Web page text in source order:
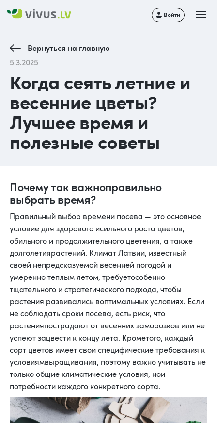
Войти
Вернуться на главную
5.3.2025
Когда сеять летние и
весенние цветы?
Лучшее время и
полезные советы
Почему так важноправильно
выбрать время?
Правильный выбор времени посева — это основное
условие для здорового исильного роста цветов,
обильного и продолжительного цветения, а также
долголетиярастений. Климат Латвии, известный
своей непредсказуемой весенней погодой и
умеренно теплым летом, требуетособенно
тщательного и стратегического подхода, чтобы
растения развивались воптимальных условиях. Если
не соблюдать сроки посева, есть риск, что
растенияпострадают от весенних заморозков или не
успеют зацвести к концу лета. Крометого, каждый
сорт цветов имеет свои специфические требования к
условиямвыращивания, поэтому важно учитывать не
только общие климатические условия, нои
потребности каждого конкретного сорта.